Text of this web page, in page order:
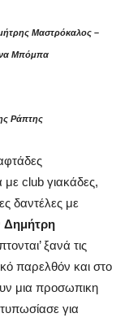
Μαστρόκαλος –
Μπόμπα
Ράπτης
club γιακάδες,
δαντέλες με
Δημήτρη
ξανά τις
παρελθόν και στο
μια προσωπικη
για